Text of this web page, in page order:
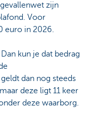
zijn
Voor
euro in 2026.
Dan kun je dat bedrag
geldt dan nog steeds
deze ligt 11 keer
deze waarborg.